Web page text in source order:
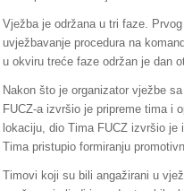
Vježba je održana u tri faze.
uvježbavanje procedura na
u okviru treće faze održan je dan
Nakon što je organizator vježbe
FUCZ-a izvršio je pripreme tima i
lokaciju, dio Tima FUCZ izvršio
Tima pristupio formiranju
Timovi koji su bili angažirani u
o stanju